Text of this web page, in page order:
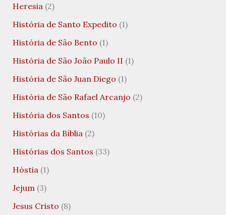
Heresia (2)
História de Santo Expedito (1)
História de São Bento (1)
História de São João Paulo II (1)
História de São Juan Diego (1)
História de São Rafael Arcanjo (2)
História dos Santos (10)
Histórias da Bíblia (2)
Histórias dos Santos (33)
Hóstia (1)
Jejum (3)
Jesus Cristo (8)